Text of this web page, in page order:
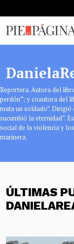
Reportera. Autora del
perdón”; y coautora del
mata un soldado”.
sucumbió la eternidad”.
social de la violencia y
marinera.
ÚLTIMAS